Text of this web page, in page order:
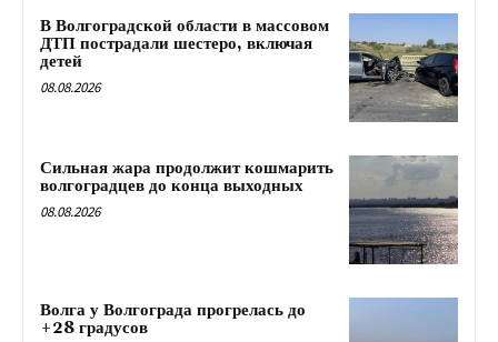
В Волгоградской области в массовом
ДТП пострадали шестеро, включая
детей
08.08.2026
Сильная жара продолжит кошмарить
волгоградцев до конца выходных
08.08.2026
Волга у Волгограда прогрелась до
+28 градусов